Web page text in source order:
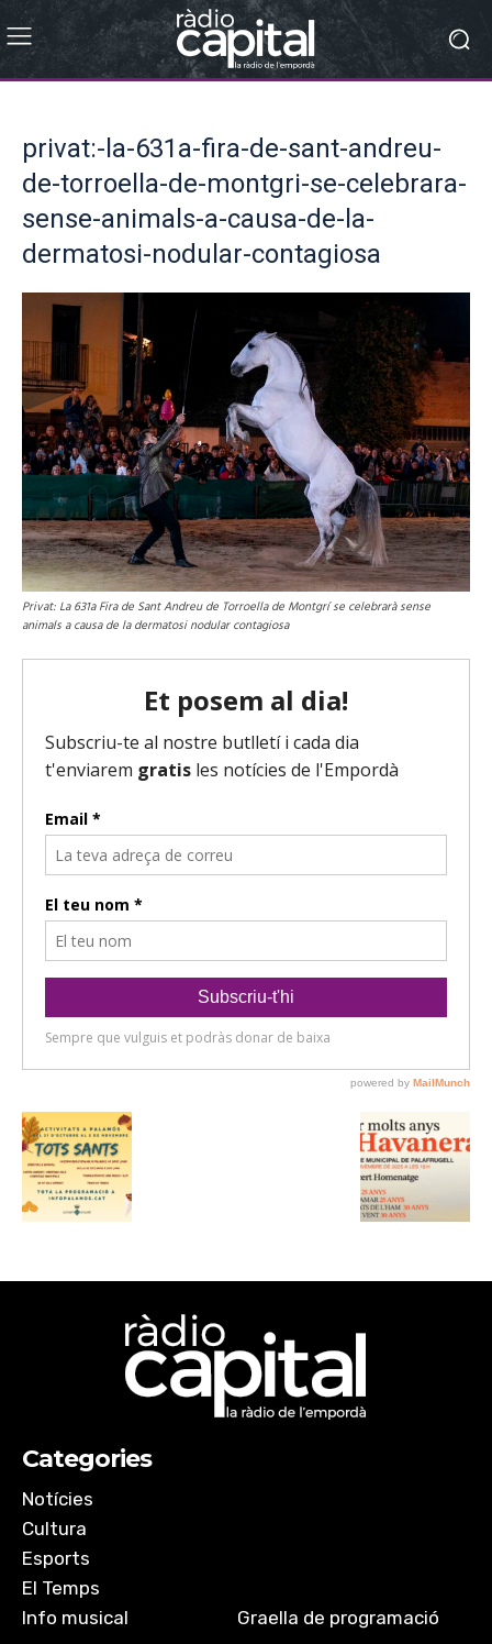
privat:-la-631a-fira-de-sant-andreu-
de-torroella-de-montgri-se-celebrara-
sense-animals-a-causa-de-la-
dermatosi-nodular-contagiosa
Privat: La 631a Fira de Sant Andreu de Torroella de Montgrí se celebrarà sense
animals a causa de la dermatosi nodular contagiosa
Categories
Notícies
Cultura
Esports
El Temps
Info musical
Graella de programació